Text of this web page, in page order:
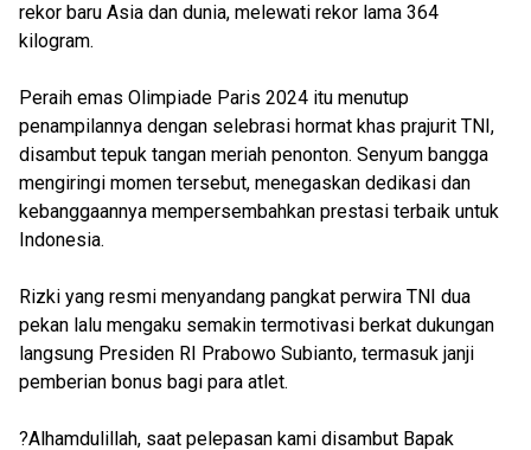
rekor baru Asia dan dunia, melewati rekor lama 364
kilogram.
Peraih emas Olimpiade Paris 2024 itu menutup
penampilannya dengan selebrasi hormat khas prajurit TNI,
disambut tepuk tangan meriah penonton. Senyum bangga
mengiringi momen tersebut, menegaskan dedikasi dan
kebanggaannya mempersembahkan prestasi terbaik untuk
Indonesia.
Rizki yang resmi menyandang pangkat perwira TNI dua
pekan lalu mengaku semakin termotivasi berkat dukungan
langsung Presiden RI Prabowo Subianto, termasuk janji
pemberian bonus bagi para atlet.
?Alhamdulillah, saat pelepasan kami disambut Bapak